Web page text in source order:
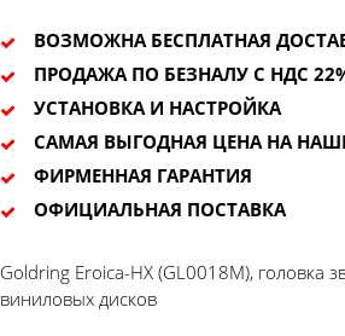
ВОЗМОЖНА БЕСПЛАТНАЯ
ПРОДАЖА ПО БЕЗНАЛУ С НДС
УСТАНОВКА И НАСТРОЙКА
САМАЯ ВЫГОДНАЯ ЦЕНА НА
ФИРМЕННАЯ ГАРАНТИЯ
ОФИЦИАЛЬНАЯ ПОСТАВКА
Goldring Eroica-HX (GL0018M), головка
виниловых дисков